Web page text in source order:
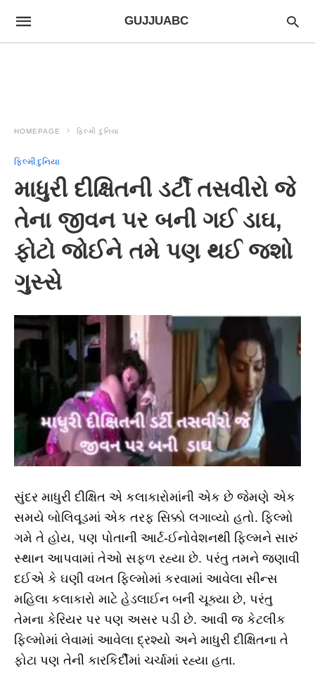
GUJJUABC
HOMEPAGE ફિલ્મી દુનિયા
ફિલ્મી દુનિયા
માધુરી દીક્ષિતની ડર્ટી તસવીરો જે
તેના જીવન પર બની ગઈ ડાઘ,
ફોટો જોઈને તમે પણ થઈ જશો
ગુસ્સે
સુંદર માધુરી દીક્ષિત એ કલાકારોમાંની એક છે જેમણે એક
સમયે બોલિવૂડમાં એક તરફ સિક્કો લગાવ્યો હતો. ફિલ્મો
ગમે તે હોય, પણ પોતાની આર્ટ-ઈનોવેશનથી ફિલ્મને સારું
સ્થાન આપવામાં તેઓ સફળ રહ્યા છે. પરંતુ તમને જણાવી
દઈએ કે ઘણી વખત ફિલ્મોમાં કરવામાં આવેલા સીન્સ
મહિલા કલાકારો માટે હેડલાઈન બની ચૂક્યા છે, પરંતુ
તેમના કેરિયર પર પણ અસર પડી છે. આવી જ કેટલીક
ફિલ્મોમાં લેવામાં આવેલા દ્રશ્યો અને માધુરી દીક્ષિતના તે
ફોટા પણ તેની કારકિર્દીમાં ચર્ચામાં રહ્યા હતા.